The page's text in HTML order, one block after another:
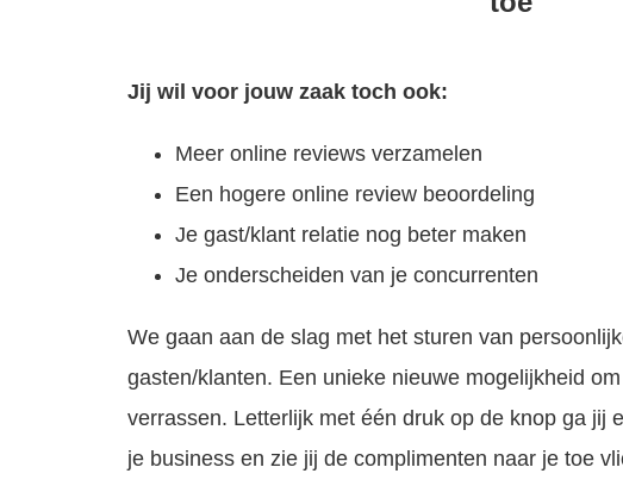
Jij wil voor jouw zaak toch ook:
Meer online reviews verzamelen
Een hogere online review beoordeling
Je gast/klant relatie nog beter maken
Je onderscheiden van je concurrenten
We gaan aan de slag met het sturen van
gasten/klanten. Een unieke nieuwe mogelijkheid
verrassen. Letterlijk met één druk op de knop ga jij
je business en zie jij de complimenten naar je toe